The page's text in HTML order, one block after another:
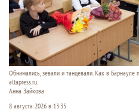
Обнимались, зевали и танцевали. Как в
altapress.ru.
Анна Зайкова
8 августа 2026 в 13:35